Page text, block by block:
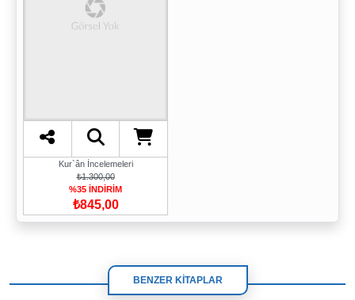
Kur`ân İncelemeleri
₺1.300,00
%35 İNDİRİM
₺845,00
BENZER KİTAPLAR